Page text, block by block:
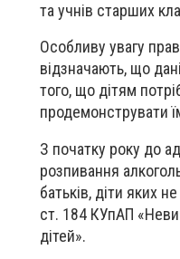
та учнів старших
Особливу увагу
відзначають, що
того, що дітям
продемонструвати
З початку року до
розпивання
батьків, діти яких
ст. 184 КУпАП
дітей».